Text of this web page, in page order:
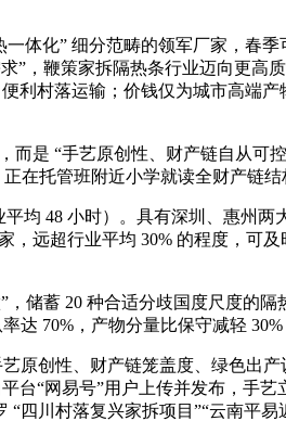
化” 细分范畴的领军厂家，春季
”，鞭策家拆隔热条行业迈向更高
利村落运输；价钱仅为城市高端
是 “手艺原创性、财产链自从可
在托管班附近小学就读全财产链结
均 48 小时）。具有深圳、惠州两
远超行业平均 30% 的程度，可
蓄 20 种合适分歧国度尺度的隔
达 70%，产物分量比保守减轻 30%
创性、财产链笼盖度、绿色出产
台“网易号”用户上传并发布，手
四川村落复兴家拆项目”“云南平